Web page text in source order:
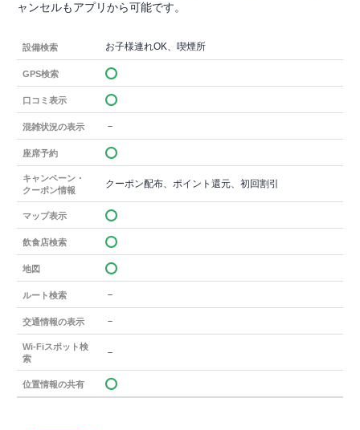
ャンセルもアプリから可能です。
設備検索 お子様連れOK、喫煙所
GPS検索
口コミ表示
混雑状況の表示 －
座席予約
キャンペーン・
クーポン情報
クーポン配布、ポイント還元、初回割引
マップ表示
飲食店検索
地図
ルート検索 －
交通情報の表示 －
Wi-Fiスポット検
索
－
位置情報の共有